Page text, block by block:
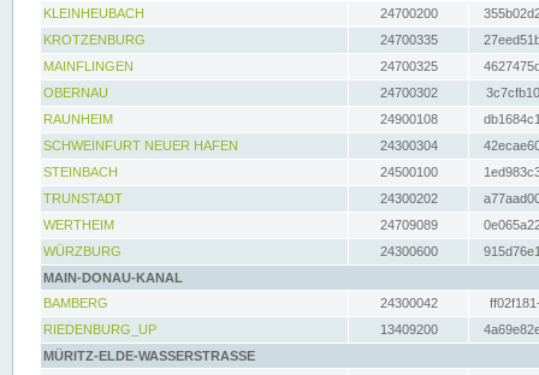
KLEINHEUBACH 24700200
KROTZENBURG
24700335
MAINFLINGEN
24700325
OBERNAU
24700302
RAUNHEIM
24900108
SCHWEINFURT NEUER HAFEN
24300304
STEINBACH
24500100
TRUNSTADT
24300202
WERTHEIM
24709089
WÜRZBURG
24300600
MAIN-DONAU-KANAL
BAMBERG
24300042
RIEDENBURG_UP
13409200
MÜRITZ-ELDE-WASSERSTRASSE